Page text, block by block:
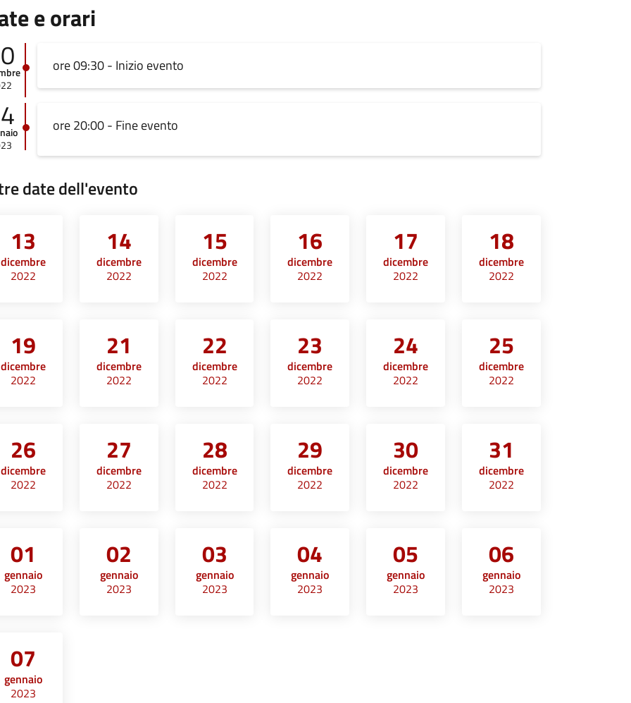
e orari
ore 09:30 - Inizio evento
ore 20:00 - Fine evento
date dell'evento
13
dicembre
2022
14
dicembre
2022
15
dicembre
2022
16
dicembre
2022
17
dicembre
2022
18
dicembre
2022
19
dicembre
2022
21
dicembre
2022
22
dicembre
2022
23
dicembre
2022
24
dicembre
2022
25
dicembre
2022
26
dicembre
2022
27
dicembre
2022
28
dicembre
2022
29
dicembre
2022
30
dicembre
2022
31
dicembre
2022
01
gennaio
2023
02
gennaio
2023
03
gennaio
2023
04
gennaio
2023
05
gennaio
2023
06
gennaio
2023
07
gennaio
2023